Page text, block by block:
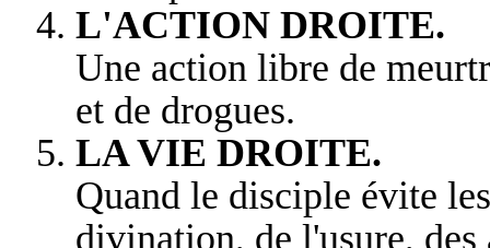
L'ACTION DROITE.
Une action libre de
et de drogues.
LA VIE DROITE.
Quand le disciple évite
divination, de l'usure, des